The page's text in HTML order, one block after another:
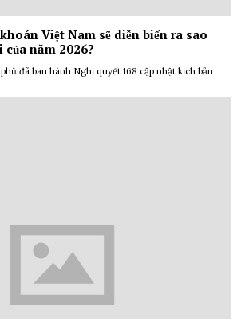
Việt Nam sẽ diễn biến ra sao
năm 2026?
đã ban hành Nghị quyết 168 cập nhật kịch bản